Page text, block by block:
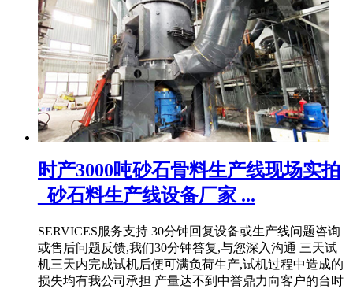
时产3000吨砂石骨料生产线现场实拍
_砂石料生产线设备厂家 ...
SERVICES服务支持 30分钟回复设备或生产线问题咨询
或售后问题反馈,我们30分钟答复,与您深入沟通 三天试
机三天内完成试机后便可满负荷生产,试机过程中造成的
损失均有我公司承担 产量达不到中誉鼎力向客户的台时